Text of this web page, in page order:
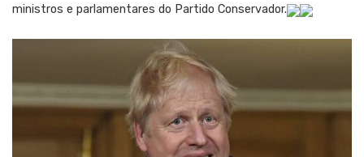
ministros e parlamentares do Partido Conservador.